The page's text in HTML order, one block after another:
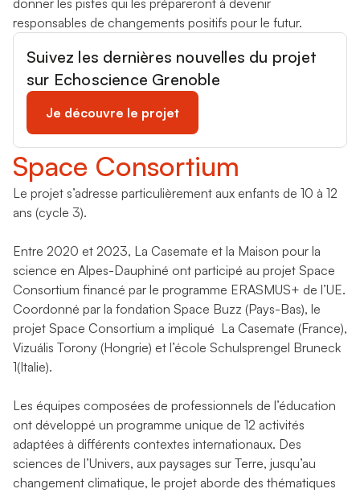
donner les pistes qui les prépareront à devenir
responsables de changements positifs pour le futur.
Suivez les dernières nouvelles du projet
sur Echoscience Grenoble
Je découvre le projet
Space Consortium
Le projet s’adresse particulièrement aux enfants de 10 à 12
ans (cycle 3).
Entre 2020 et 2023, La Casemate et la Maison pour la
science en Alpes-Dauphiné ont participé au projet Space
Consortium financé par le programme ERASMUS+ de l’UE.
Coordonné par la fondation Space Buzz (Pays-Bas), le
projet Space Consortium a impliqué La Casemate (France),
Vizuális Torony (Hongrie) et l’école Schulsprengel Bruneck
1(Italie).
Les équipes composées de professionnels de l’éducation
ont développé un programme unique de 12 activités
adaptées à différents contextes internationaux. Des
sciences de l’Univers, aux paysages sur Terre, jusqu’au
changement climatique, le projet aborde des thématiques